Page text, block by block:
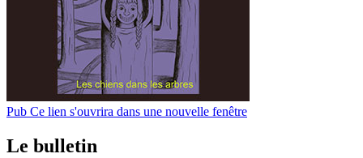
Pub Ce lien s'ouvrira dans une nouvelle fenêtre
Le bulletin